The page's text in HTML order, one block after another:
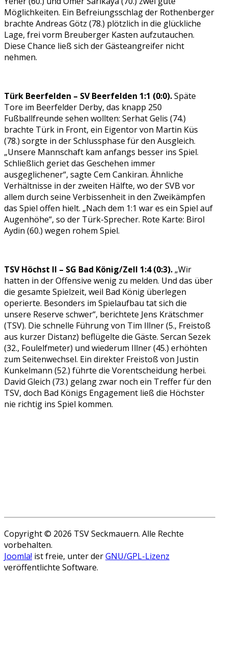
Möglichkeiten. Ein Befreiungsschlag der Rothenberger
brachte Andreas Götz (78.) plötzlich in die glückliche
Lage, frei vorm Breuberger Kasten aufzutauchen.
Diese Chance ließ sich der Gästeangreifer nicht
nehmen.
Türk Beerfelden – SV Beerfelden 1:1 (0:0).Späte
Tore im Beerfelder Derby, das knapp 250
Fußballfreunde sehen wollten: Serhat Gelis (74.)
brachte Türk in Front, ein Eigentor von Martin Küs
(78.) sorgte in der Schlussphase für den Ausgleich.
„Unsere Mannschaft kam anfangs besser ins Spiel.
Schließlich geriet das Geschehen immer
ausgeglichener“, sagte Cem Cankiran. Ähnliche
Verhältnisse in der zweiten Hälfte, wo der SVB vor
allem durch seine Verbissenheit in den Zweikämpfen
das Spiel offen hielt. „Nach dem 1:1 war es ein Spiel auf
Augenhöhe“, so der Türk-Sprecher. Rote Karte: Birol
Aydin (60.) wegen rohem Spiel.
TSV Höchst II – SG Bad König/Zell 1:4 (0:3). „Wir
hatten in der Offensive wenig zu melden. Und das über
die gesamte Spielzeit, weil Bad König überlegen
operierte. Besonders im Spielaufbau tat sich die
unsere Reserve schwer“, berichtete Jens Krätschmer
(TSV). Die schnelle Führung von Tim Illner (5., Freistoß
aus kurzer Distanz) beflügelte die Gäste. Sercan Sezek
(32., Foulelfmeter) und wiederum Illner (45.) erhöhten
zum Seitenwechsel. Ein direkter Freistoß von Justin
Kunkelmann (52.) führte die Vorentscheidung herbei.
David Gleich (73.) gelang zwar noch ein Treffer für den
TSV, doch Bad Königs Engagement ließ die Höchster
nie richtig ins Spiel kommen.
Copyright © 2026 TSV Seckmauern. Alle Rechte
vorbehalten.
Joomla! ist freie, unter derGNU/GPL-Lizenz
veröffentlichte Software.